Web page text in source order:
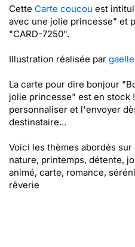
Cette Carte coucou est
avec une jolie princesse" et
"CARD-7250".
Illustration réalisée par
La carte pour dire bonjour
jolie princesse" est en stock
personnaliser et l'envoyer
destinataire...
Voici les thèmes abordés
nature, printemps, détente,
animé, carte, romance,
rêverie